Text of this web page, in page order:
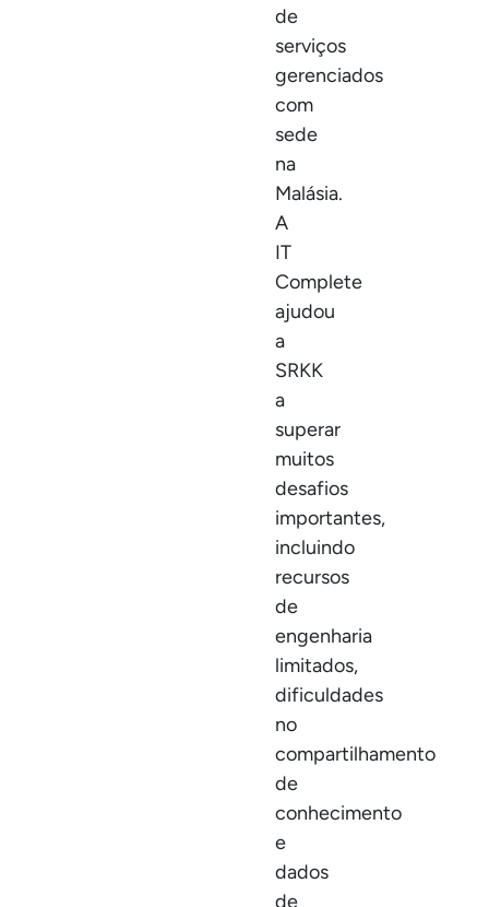
de
serviços
gerenciados
com
sede
na
Malásia.
A
IT
Complete
ajudou
a
SRKK
a
superar
muitos
desafios
importantes,
incluindo
recursos
de
engenharia
limitados,
dificuldades
no
compartilhamento
de
conhecimento
e
dados
de